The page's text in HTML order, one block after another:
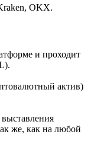
OKX.
и проходит
актив)
же, как на любой